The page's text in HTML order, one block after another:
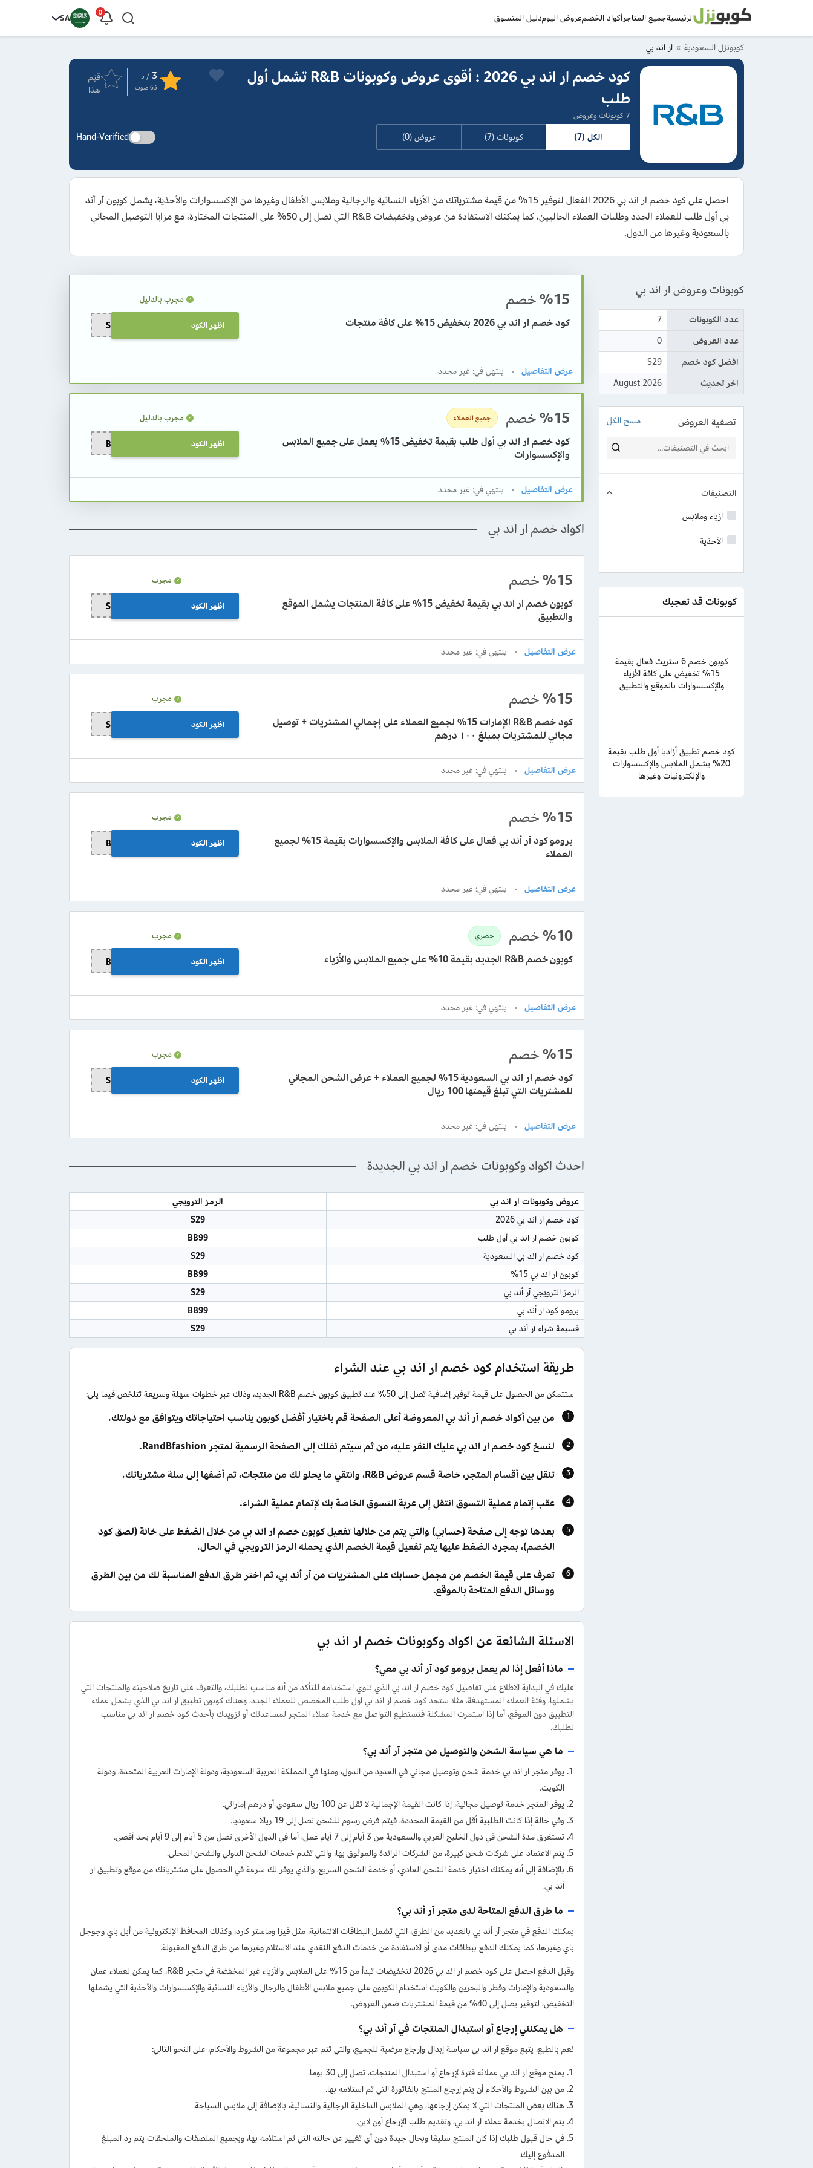
الرئيسيةجميع المتاجرأكواد الخصمعروض اليومدليل المتسوق 0
SA
كوبونزل السعودية ار اند بي
كود خصم ار اند بي 2026 : أقوى عروض وكوبونات R&B تشمل أول
طلب
7 كوبونات وعروض
3
/ 5
63 صوت
قيَم
هذا
الكل (7) كوبونات (7) عروض (0) Hand-Verified
احصل على كود خصم ار اند بي 2026 الفعال لتوفير 15% من قيمة مشترياتك من الأزياء النسائية والرجالية وملابس الأطفال وغيرها من الإكسسوارات والأحذية، يشمل كوبون آر أند
بي أول طلب للعملاء الجدد وطلبات العملاء الحاليين، كما يمكنك الاستفادة من عروض وتخفيضات R&B التي تصل إلى 50% على المنتجات المختارة، مع مزايا التوصيل المجاني
بالسعودية وغيرها من الدول.
%15خصم
كود خصم ار اند بي 2026 بتخفيض 15% على كافة منتجات
مجرب بالدليل
S29 اظهر الكود
ينتهي في: غير محدد
%15خصم جميع العملاء
كود خصم ار اند بي أول طلب بقيمة تخفيض 15% يعمل على جميع الملابس
والإكسسوارات
مجرب بالدليل
BB99 اظهر الكود
ينتهي في: غير محدد
اكواد خصم ار اند بي
%15خصم
كوبون خصم ار اند بي بقيمة تخفيض 15% على كافة المنتجات يشمل الموقع
والتطبيق
مجرب
S29 اظهر الكود
ينتهي في: غير محدد
%15خصم
كود خصم R&B الإمارات 15% لجميع العملاء على إجمالي المشتريات + توصيل
مجاني للمشتريات بمبلغ ١٠٠ درهم
مجرب
S29 اظهر الكود
ينتهي في: غير محدد
%15خصم
برومو كود آر أند بي فعال على كافة الملابس والإكسسوارات بقيمة 15% لجميع
العملاء
مجرب
BB99 اظهر الكود
ينتهي في: غير محدد
%10خصم حصري
كوبون خصم R&B الجديد بقيمة 10% على جميع الملابس والأزياء
مجرب
BB99 اظهر الكود
ينتهي في: غير محدد
%15خصم
كود خصم ار اند بي السعودية 15% لجميع العملاء + عرض الشحن المجاني
للمشتريات التي تبلغ قيمتها 100 ريال
مجرب
S29 اظهر الكود
ينتهي في: غير محدد
احدث اكواد وكوبونات خصم ار اند بي الجديدة
عروض وكوبونات ار اند بي
الرمز الترويجي
كود خصم ار اند بي 2026
S29
كوبون خصم ار اند بي أول طلب
BB99
كود خصم ار اند بي السعودية
S29
كوبون ار اند بي 15%
BB99
الرمز الترويجي آر أند بي
S29
برومو كود آر أند بي
BB99
قسيمة شراء آر أند بي
S29
طريقة استخدام كود خصم ار اند بي عند الشراء
ستتمكن من الحصول على قيمة توفير إضافية تصل إلى 50% عند تطبيق كوبون خصم R&B الجديد، وذلك عبر خطوات سهلة وسريعة تتلخص فيما يلي:
من بين أكواد خصم آر أند بي المعروضة أعلى الصفحة قم باختيار أفضل كوبون يناسب احتياجاتك ويتوافق مع دولتك.
لنسخ كود خصم ار اند بي عليك النقر عليه، من ثم سيتم نقلك إلى الصفحة الرسمية لمتجر RandBfashion.
تنقل بين أقسام المتجر، خاصة قسم عروض R&B، وانتقي ما يحلو لك من منتجات، ثم أضفها إلى سلة مشترياتك.
عقب إتمام عملية التسوق انتقل إلى عربة التسوق الخاصة بك لإتمام عملية الشراء.
بعدها توجه إلى صفحة (حسابي) والتي يتم من خلالها تفعيل كوبون خصم ار اند بي من خلال الضغط على خانة (لصق كود
الخصم)، بمجرد الضغط عليها يتم تفعيل قيمة الخصم الذي يحمله الرمز الترويجي في الحال.
تعرف على قيمة الخصم من مجمل حسابك على المشتريات من آر أند بي، ثم اختر طرق الدفع المناسبة لك من بين الطرق
ووسائل الدفع المتاحة بالموقع.
الاسئلة الشائعة عن اكواد وكوبونات خصم ار اند بي
ماذا أفعل إذا لم يعمل برومو كود آر أند بي معي؟
عليك في البداية الاطلاع على تفاصيل كود خصم ار اند بي الذي تنوي استخدامه للتأكد من أنه مناسب لطلبك، والتعرف على تاريخ صلاحيته والمنتجات التي
يشملها، وفئة العملاء المستهدفة، مثلا ستجد كود خصم ار اند بي اول طلب المخصص للعملاء الجدد، وهناك كوبون تطبيق ار اند بي الذي يشمل عملاء
التطبيق دون الموقع، أما إذا استمرت المشكلة فتستطيع التواصل مع خدمة عملاء المتجر لمساعدتك أو تزويدك بأحدث كود خصم ار اند بي مناسب
لطلبك.
ما هي سياسة الشحن والتوصيل من متجر آر أند بي؟
يوفر متجر ار اند بي خدمة شحن وتوصيل مجاني في العديد من الدول، ومنها في المملكة العربية السعودية، ودولة الإمارات العربية المتحدة، ودولة
الكويت.
يوفر المتجر خدمة توصيل مجانية، إذا كانت القيمة الإجمالية لا تقل عن 100 ريال سعودي أو درهم إماراتي.
وفي حالة إذا كانت الطلبية أقل من القيمة المحددة، فيتم فرض رسوم للشحن تصل إلى 19 ريالا سعوديا.
تستغرق مدة الشحن في دول الخليج العربي والسعودية من 3 أيام إلى 7 أيام عمل، أما في الدول الأخرى تصل من 5 أيام إلى 9 أيام بحد أقصى.
يتم الاعتماد على شركات شحن كبيرة، من الشركات الرائدة والموثوق بها، والتي تقدم خدمات الشحن الدولي والشحن المحلي.
بالإضافة إلى أنه يمكنك اختيار خدمة الشحن العادي، أو خدمة الشحن السريع، والذي يوفر لك سرعة في الحصول على مشترياتك من موقع وتطبيق آر
أند بي.
ما طرق الدفع المتاحة لدى متجر آر أند بي؟
يمكنك الدفع في متجر آر أند بي بالعديد من الطرق، التي تشمل البطاقات الائتمانية، مثل فيزا وماستر كارد، وكذلك المحافظ الإلكترونية من أبل باي وجوجل
باي وغيرها، كما يمكنك الدفع ببطاقات مدى أو الاستفادة من خدمات الدفع النقدي عند الاستلام وغيرها من طرق الدفع المقبولة.
وقبل الدفع احصل على كود خصم ار اند بي 2026 لتخفيضات تبدأ من 15% على الملابس والأزياء غير المخفضة في متجر R&B، كما يمكن لعملاء عمان
والسعودية والإمارات وقطر والبحرين والكويت استخدام الكوبون على جميع ملابس الأطفال والرجال والأزياء النسائية والإكسسوارات والأحذية التي يشملها
التخفيض، لتوفير يصل إلى 40% من قيمة المشتريات ضمن العروض.
هل يمكنني إرجاع أو استبدال المنتجات في آر أند بي؟
نعم بالطبع، يتبع موقع ار اند بي سياسة إبدال وإرجاع مرضية للجميع، والتي تتم عبر مجموعة من الشروط والأحكام، على النحو التالي:
يمنح موقع ار اند بي عملائه فترة لإرجاع أو استبدال المنتجات، تصل إلى 30 يوما.
من بين الشروط والأحكام أن يتم إرجاع المنتج بالفاتورة التي تم استلامه بها.
هناك بعض المنتجات التي لا يمكن إرجاعها، وهي الملابس الداخلية الرجالية والنسائية، بالإضافة إلى ملابس السباحة.
يتم الاتصال بخدمة عملاء ار اند بي، وتقديم طلب الإرجاع أون لاين.
في حال قبول طلبك إذا كان المنتج سليمًا وبحال جيدة دون أي تغيير عن حالته التي تم استلامه بها، وبجميع الملصقات والملحقات يتم رد المبلغ
المدفوع إليك.
كوبونات وعروض ار اند بي
عدد الكوبونات
7
عدد العروض
0
افضل كود خصم
S29
اخر تحديث
August 2026
تصفية العروض مسح الكل
التصنيفات
ازياء وملابس
الأحذية
كوبونات قد تعجبك
كوبون خصم 6 ستريت فعال بقيمة
15% تخفيض على كافة الأزياء
والإكسسوارات بالموقع والتطبيق
كود خصم تطبيق أزاديا أول طلب بقيمة
20% يشمل الملابس والإكسسوارات
والإلكترونيات وغيرها